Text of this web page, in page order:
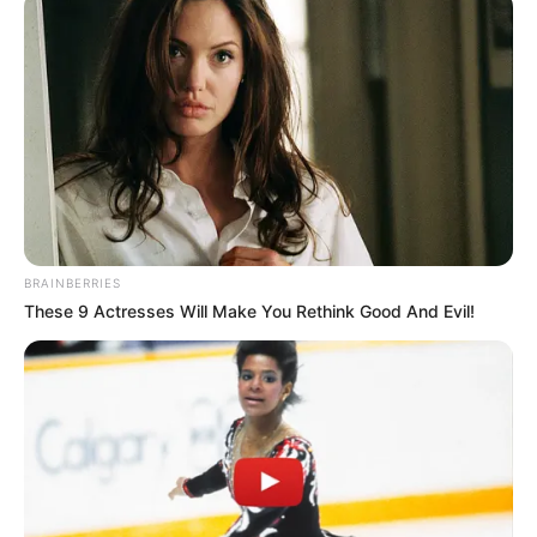
BRAINBERRIES
These 9 Actresses Will Make You Rethink Good And Evil!